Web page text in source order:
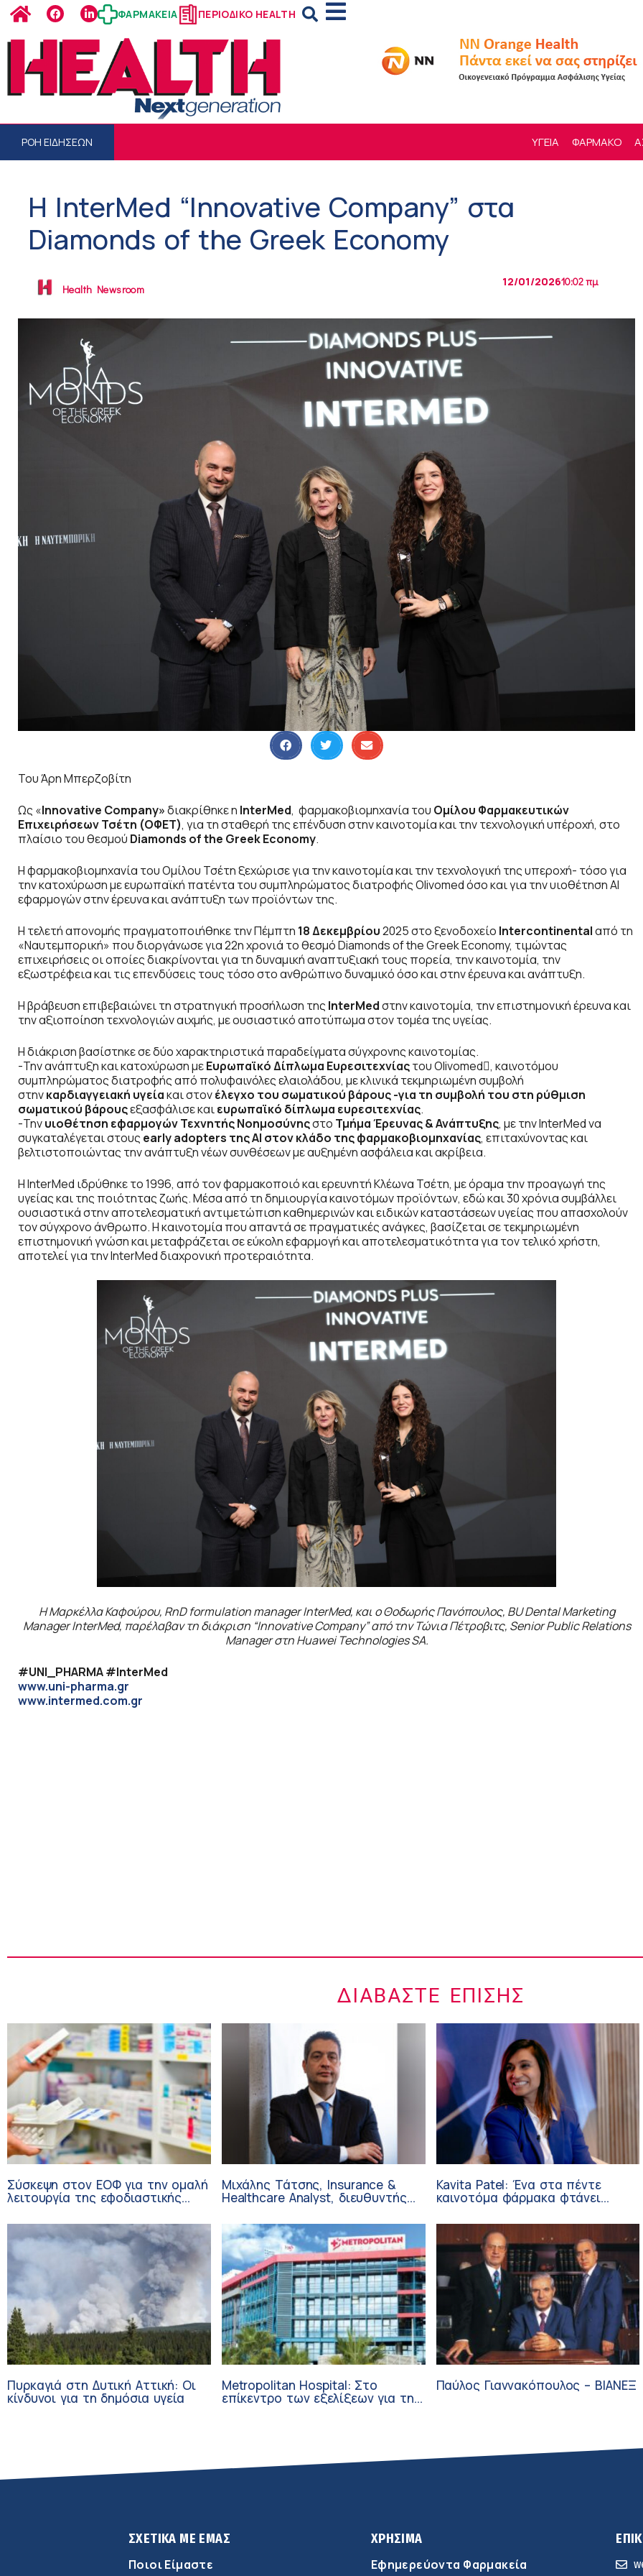
ΦΑΡΜΑΚΕΙΑ ΠΕΡΙΟΔΙΚΟ HEALTH
ΡΟΗ ΕΙΔΗΣΕΩΝ ΥΓΕΙΑ ΦΑΡΜΑΚΟ
Η InterMed “Innovative Company” στα
Diamonds of the Greek Economy
Health Newsroom
12/01/202610:02 πμ
Του Άρη Μπερζοβίτη
Ως «Innovative Company»διακρίθηκε η InterMed, φαρμακοβιομηχανία του Ομίλου Φαρμακευτικών
Επιχειρήσεων Τσέτη (ΟΦΕΤ), για τη σταθερή της επένδυση στην καινοτομία και την τεχνολογική υπέροχή, στο
πλαίσιο του θεσμού Diamonds of the Greek Economy.
Η φαρμακοβιομηχανία του Ομίλου Τσέτη ξεχώρισε για την καινοτομία και την τεχνολογική της υπεροχή- τόσο για
την κατοχύρωση με ευρωπαϊκή πατέντα του συμπληρώματος διατροφής Olivomed όσο και για την υιοθέτηση ΑΙ
εφαρμογών στην έρευνα και ανάπτυξη των προϊόντων της.
Η τελετή απονομής πραγματοποιήθηκε την Πέμπτη 18 Δεκεμβρίου2025 στο ξενοδοχείο Intercontinentalαπό τη
«Ναυτεμπορική» που διοργάνωσε για 22η χρονιά το θεσμό Diamonds of the Greek Economy, τιμώντας
επιχειρήσεις οι οποίες διακρίνονται για τη δυναμική αναπτυξιακή τους πορεία, την καινοτομία, την
εξωστρέφεια και τις επενδύσεις τους τόσο στο ανθρώπινο δυναμικό όσο και στην έρευνα και ανάπτυξη.
Η βράβευση επιβεβαιώνει τη στρατηγική προσήλωση της InterMedστην καινοτομία, την επιστημονική έρευνα και
την αξιοποίηση τεχνολογιών αιχμής, με ουσιαστικό αποτύπωμα στον τομέα της υγείας.
Η διάκριση βασίστηκε σε δύο χαρακτηριστικά παραδείγματα σύγχρονης καινοτομίας.
-Την ανάπτυξη και κατοχύρωση μεΕυρωπαϊκό Δίπλωμα Ευρεσιτεχνίαςτου Olivomed, καινοτόμου
συμπληρώματος διατροφής από πολυφαινόλες ελαιολάδου, με κλινικά τεκμηριωμένη συμβολή
στηνκαρδιαγγειακή υγείακαι στονέλεγχο του σωματικού βάρους -για τη συμβολή του στη ρύθμιση
σωματικού βάρουςεξασφάλισε καιευρωπαϊκό δίπλωμα ευρεσιτεχνίας.
-Τηνυιοθέτηση εφαρμογών Τεχνητής Νοημοσύνηςστο Τμήμα Έρευνας & Ανάπτυξης, με την InterMed να
συγκαταλέγεται στους early adopters της ΑΙ στον κλάδο της φαρμακοβιομηχανίας, επιταχύνοντας και
βελτιστοποιώντας την ανάπτυξη νέων συνθέσεων με αυξημένη ασφάλεια και ακρίβεια.
H InterMed ιδρύθηκε το 1996, από τον φαρμακοποιό και ερευνητή Κλέωνα Τσέτη, με όραμα την προαγωγή της
υγείας και της ποιότητας ζωής. Μέσα από τη δημιουργία καινοτόμων προϊόντων, εδώ και 30 χρόνια συμβάλλει
ουσιαστικά στην αποτελεσματική αντιμετώπιση καθημερινών και ειδικών καταστάσεων υγείας που απασχολούν
τον σύγχρονο άνθρωπο. H καινοτομία που απαντά σε πραγματικές ανάγκες, βασίζεται σε τεκμηριωμένη
επιστημονική γνώση και μεταφράζεται σε εύκολη εφαρμογή και αποτελεσματικότητα για τον τελικό χρήστη,
αποτελεί για την InterMed διαχρονική προτεραιότητα.
Η Μαρκέλλα Καφούρου, RnD formulationmanagerInterMed, και ο Θοδωρής Πανόπουλος, BUDentalMarketing
ManagerInterMed, παρέλαβαν τη διάκριση “InnovativeCompany” από την Τώνια Πέτροβιτς, SeniorPublicRelations
ManagerστηHuawei TechnologiesSA.
#UNI_PHARMA #InterMed
www.uni-pharma.gr
www.intermed.com.gr
ΔΙΑΒΆΣΤΕ ΕΠΊΣΗΣ
Σύσκεψη στον ΕΟΦ για την ομαλή
λειτουργία της εφοδιαστικής
διάρκεια του καλοκαιριού
Μιχάλης Τάτσης, Insurance &
Healthcare Analyst, διευθυντής
Ομίλου HHG
Kavita Patel: Ένα στα πέντε
καινοτόμα φάρμακα φτάνει
Πυρκαγιά στη Δυτική Αττική: Οι
κίνδυνοι για τη δημόσια υγεία
Metropolitan Hospital: Στο
επίκεντρο των εξελίξεων για την
Παύλος Γιαννακόπουλος – ΒΙΑΝΕΞ
ΣΧΕΤΙΚΑ ΜΕ ΕΜΑΣ
Ποιοι Είμαστε
ΧΡΗΣΙΜΑ
Εφημερεύοντα Φαρμακεία